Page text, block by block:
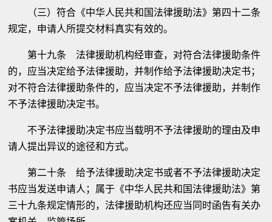
（三）符合《中华人民共和国法律援助法》第四十二条
规定，申请人所提交材料真实有效的。
第十九条 法律援助机构经审查，对符合法律援助条件
的，应当决定给予法律援助，并制作给予法律援助决定书；
对不符合法律援助条件的，应当决定不予法律援助，并制作
不予法律援助决定书。
不予法律援助决定书应当载明不予法律援助的理由及申
请人提出异议的途径和方式。
第二十条 给予法律援助决定书或者不予法律援助决定
书应当发送申请人；属于《中华人民共和国法律援助法》第
三十九条规定情形的，法律援助机构还应当同时函告有关办